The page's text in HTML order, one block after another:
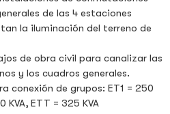
de las 4 estaciones
la iluminación del terreno de
de obra civil para canalizar las
y los cuadros generales.
conexión de grupos: ET1 = 250
KVA, ETT = 325 KVA